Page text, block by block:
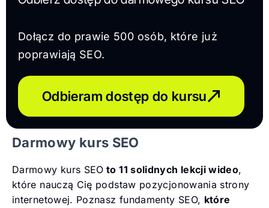
Darmowy kurs SEO
Darmowy kurs SEO to 11 solidnych lekcji wideo,
które nauczą Cię podstaw pozycjonowania strony
internetowej. Poznasz fundamenty SEO, które
Dołącz do prawie 500 osób, które już
poprawiają SEO.
Odbieram dostęp do kursu